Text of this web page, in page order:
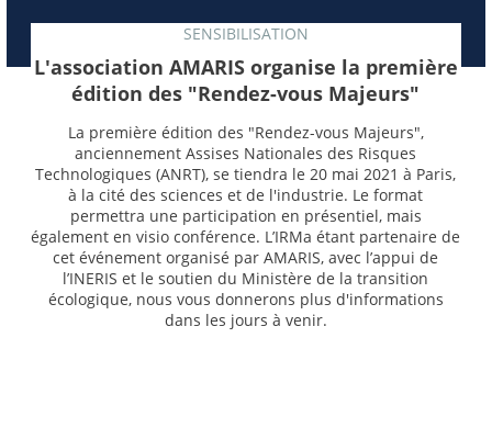
SENSIBILISATION
L'association AMARIS organise la première
édition des "Rendez-vous Majeurs"
La première édition des "Rendez-vous Majeurs",
anciennement Assises Nationales des Risques
Technologiques (ANRT), se tiendra le 20 mai 2021 à Paris,
à la cité des sciences et de l'industrie. Le format
permettra une participation en présentiel, mais
également en visio conférence. L’IRMa étant partenaire de
cet événement organisé par AMARIS, avec l’appui de
l’INERIS et le soutien du Ministère de la transition
écologique, nous vous donnerons plus d'informations
dans les jours à venir.